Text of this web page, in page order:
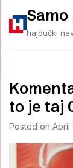
contenthajdučki
to je taj
Posted on April